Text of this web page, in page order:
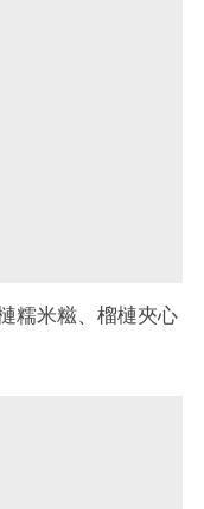
糯米糍、榴槤夾心